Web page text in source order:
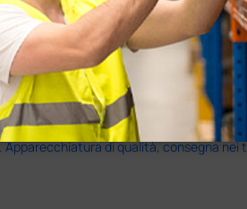
di qualità, consegna